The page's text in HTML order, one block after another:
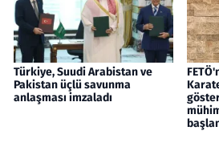
Türkiye, Suudi Arabistan ve
Pakistan üçlü savunma
anlaşması imzaladı